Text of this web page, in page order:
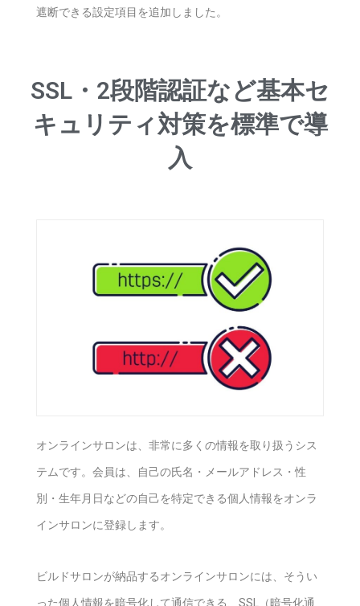
遮断できる設定項目を追加しました。
SSL・2段階認証など基本セ
キュリティ対策を標準で導
入
オンラインサロンは、非常に多くの情報を取り扱うシス
テムです。会員は、自己の氏名・メールアドレス・性
別・生年月日などの自己を特定できる個人情報をオンラ
インサロンに登録します。
ビルドサロンが納品するオンラインサロンには、そうい
った個人情報を暗号化して通信できる、SSL（暗号化通